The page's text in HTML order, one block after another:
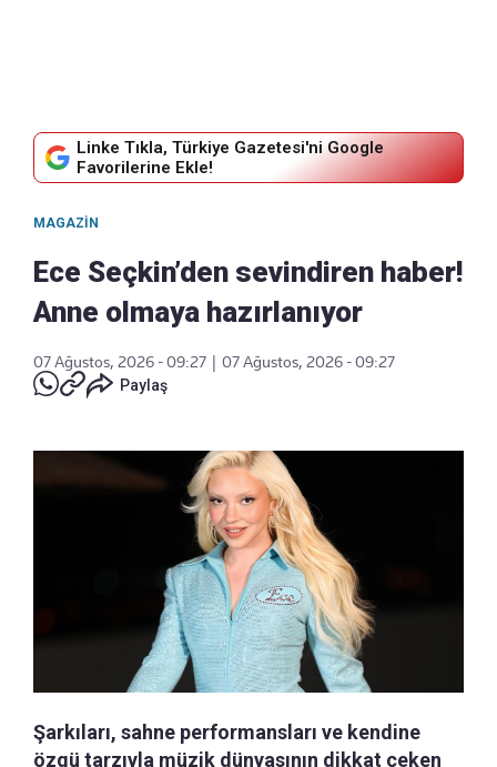
Linke Tıkla, Türkiye Gazetesi'ni Google
Favorilerine Ekle!
MAGAZIN
Ece Seçkin’den sevindiren haber!
Anne olmaya hazırlanıyor
07 Ağustos, 2026 - 09:27
07 Ağustos, 2026 - 09:27
Paylaş
Şarkıları, sahne performansları ve kendine
özgü tarzıyla müzik dünyasının dikkat çeken